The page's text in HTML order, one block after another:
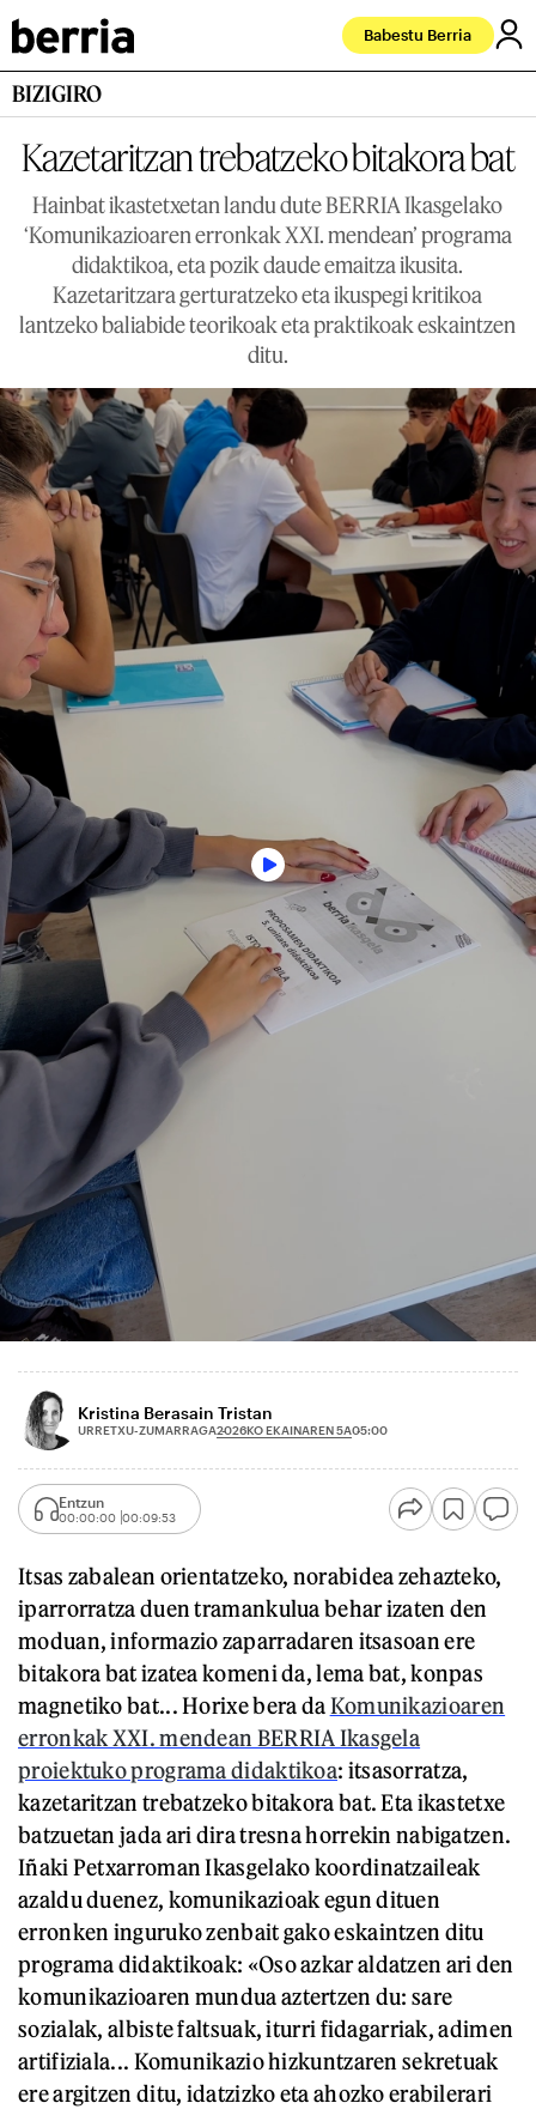
Babestu Berria
BIZIGIRO
Kazetaritzan trebatzeko bitakora bat
Hainbat ikastetxetan landu dute BERRIA Ikasgelako
‘Komunikazioaren erronkak XXI. mendean’ programa
didaktikoa, eta pozik daude emaitza ikusita.
Kazetaritzara gerturatzeko eta ikuspegi kritikoa
lantzeko baliabide teorikoak eta praktikoak eskaintzen
ditu.
Kristina Berasain Tristan
URRETXU-ZUMARRAGA2026KO EKAINAREN 5A05:00
Entzun
00:00:00 00:09:53
Itsas zabalean orientatzeko, norabidea zehazteko,
iparrorratza duen tramankulua behar izaten den
moduan, informazio zaparradaren itsasoan ere
bitakora bat izatea komeni da, lema bat, konpas
magnetiko bat... Horixe bera daKomunikazioaren
erronkak XXI. mendean BERRIA Ikasgela
proiektuko programa didaktikoa: itsasorratza,
kazetaritzan trebatzeko bitakora bat. Eta ikastetxe
batzuetan jada ari dira tresna horrekin nabigatzen.
Iñaki Petxarroman Ikasgelako koordinatzaileak
azaldu duenez, komunikazioak egun dituen
erronken inguruko zenbait gako eskaintzen ditu
programa didaktikoak: «Oso azkar aldatzen ari den
komunikazioaren mundua aztertzen du: sare
sozialak, albiste faltsuak, iturri fidagarriak, adimen
artifiziala... Komunikazio hizkuntzaren sekretuak
ere argitzen ditu, idatzizko eta ahozko erabilerari